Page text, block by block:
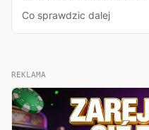
Co sprawdzic dalej
REKLAMA